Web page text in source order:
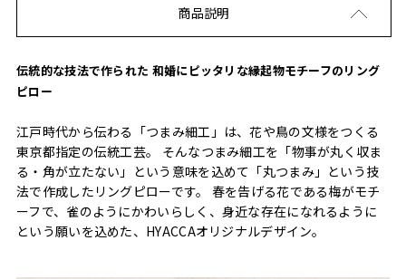
商品説明
伝統的な技法で作られた 和婚にピッタリな縁起物モチーフのリング
ピロー
江戸時代から伝わる「つまみ細工」は、花や鳥の文様をつくる
東京都指定の伝統工芸。 そんなつまみ細工を「物事が丸く収ま
る・角が立たない」という意味を込めて「丸つまみ」という技
法で作成したリングピローです。 春を告げる花である梅がモチ
ーフで、雀のようにかわいらしく、身近な存在になれるように
という願いを込めた、HYACCAオリジナルデザイン。